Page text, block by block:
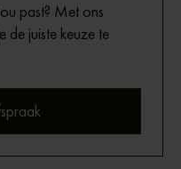
past? Met ons
de juiste keuze te